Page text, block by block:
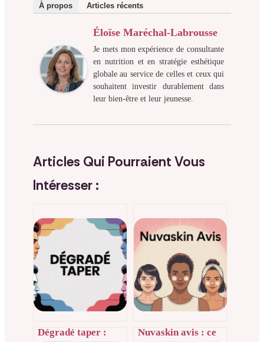
À propos Articles récents
Éloïse Maréchal-Labrousse
Je mets mon expérience de consultante
en nutrition et en stratégie esthétique
globale au service de celles et ceux qui
souhaitent investir durablement dans
leur bien-être et leur jeunesse.
Articles Qui Pourraient Vous
Intéresser :
Dégradé taper :
Nuvaskin avis : ce